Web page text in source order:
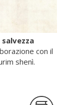
salvezza
con il
shenì.